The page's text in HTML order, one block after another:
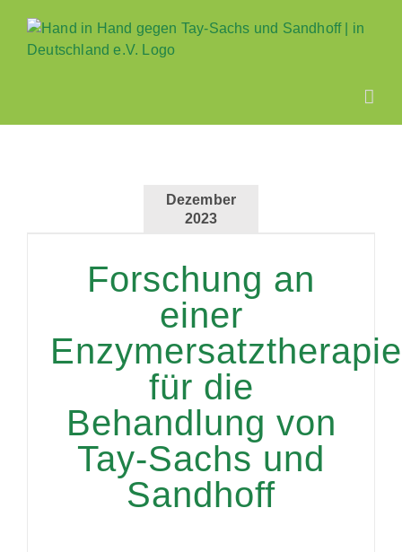
Inhalt
springen
Dezember
2023
Forschung an
einer
Enzymersatztherapie
für die
Behandlung von
Tay-Sachs und
Sandhoff